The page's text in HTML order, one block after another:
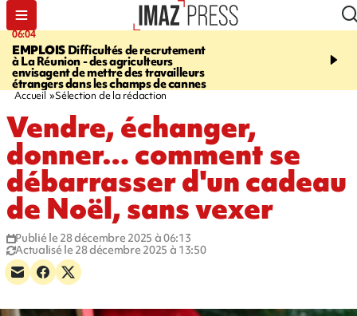
06:04
EMPLOIS Difficultés de recrutement
à La Réunion - des agriculteurs
envisagent de mettre des travailleurs
étrangers dans les champs de cannes
09:10
en panne sur la RN2,
Accueil Sélection de la rédaction
Vendre, échanger,
donner… comment se
débarrasser d'un cadeau
de Noël, sans vexer
Publié le 28 décembre 2025 à 06:13
Actualisé le 28 décembre 2025 à 13:50